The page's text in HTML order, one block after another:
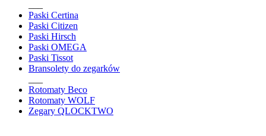
Paski Certina
Paski Citizen
Paski Hirsch
Paski OMEGA
Paski Tissot
Bransolety do zegarków
Rotomaty Beco
Rotomaty WOLF
Zegary QLOCKTWO